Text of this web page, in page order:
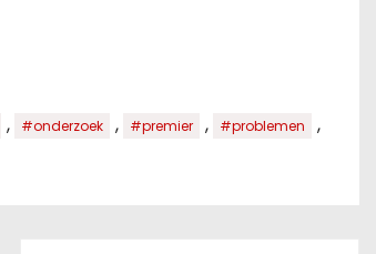
, #onderzoek , #premier , #problemen ,